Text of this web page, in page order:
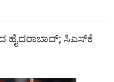
ಹೈದರಾಬಾದ್; ಸಿಎಸ್‌ಕೆ